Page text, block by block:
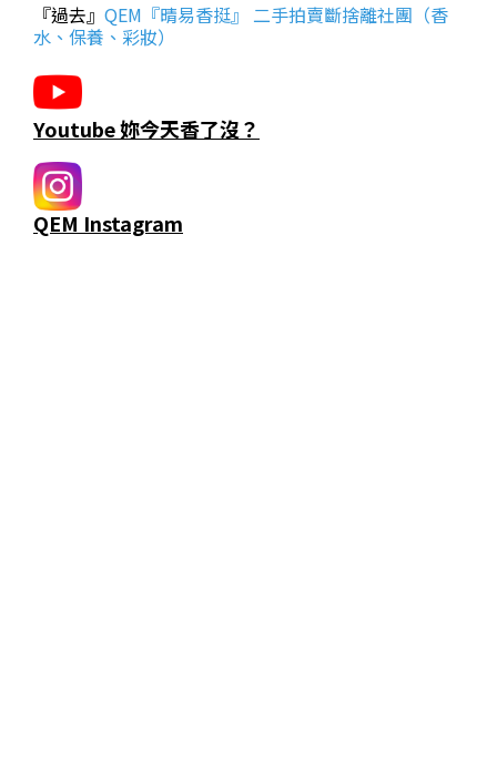
『過去』 QEM『晴易香挺』 二手拍賣斷捨離社團（香
水、保養、彩妝）
Youtube 妳今天香了沒？
QEM Instagram